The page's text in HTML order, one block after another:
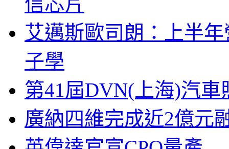
艾邁斯歐司朗：上半
子學
第41屆DVN(上海)汽
廣納四維完成近2億元